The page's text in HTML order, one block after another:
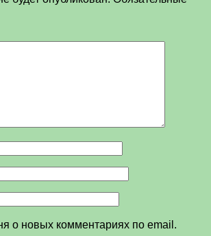
о новых комментариях по email.